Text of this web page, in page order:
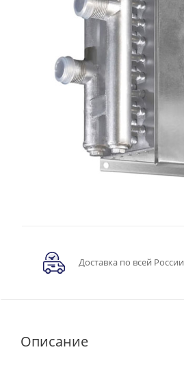
Доставка по всей России
Описание